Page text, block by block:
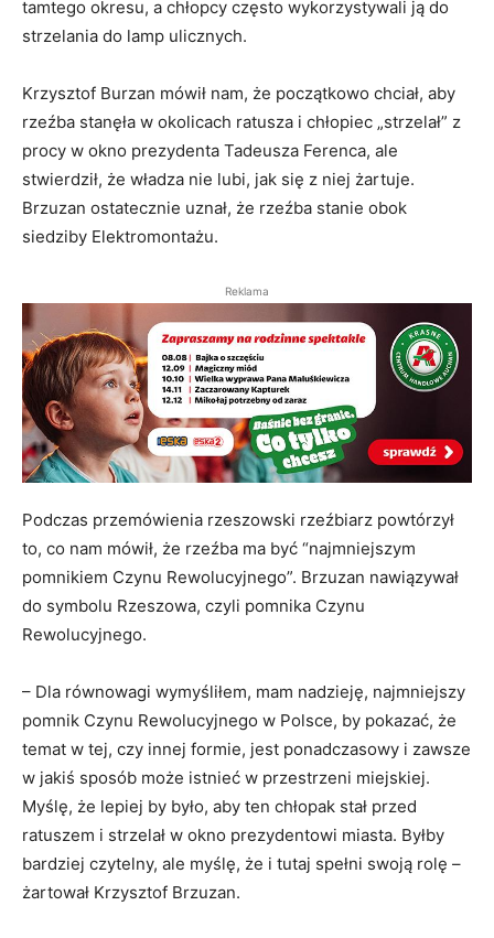
tamtego okresu, a chłopcy często wykorzystywali ją do
strzelania do lamp ulicznych.
Krzysztof Burzan mówił nam, że początkowo chciał, aby
rzeźba stanęła w okolicach ratusza i chłopiec „strzelał” z
procy w okno prezydenta Tadeusza Ferenca, ale
stwierdził, że władza nie lubi, jak się z niej żartuje.
Brzuzan ostatecznie uznał, że rzeźba stanie obok
siedziby Elektromontażu.
Reklama
Podczas przemówienia rzeszowski rzeźbiarz powtórzył
to, co nam mówił, że rzeźba ma być “najmniejszym
pomnikiem Czynu Rewolucyjnego”. Brzuzan nawiązywał
do symbolu Rzeszowa, czyli pomnika Czynu
Rewolucyjnego.
– Dla równowagi wymyśliłem, mam nadzieję, najmniejszy
pomnik Czynu Rewolucyjnego w Polsce, by pokazać, że
temat w tej, czy innej formie, jest ponadczasowy i zawsze
w jakiś sposób może istnieć w przestrzeni miejskiej.
Myślę, że lepiej by było, aby ten chłopak stał przed
ratuszem i strzelał w okno prezydentowi miasta. Byłby
bardziej czytelny, ale myślę, że i tutaj spełni swoją rolę –
żartował Krzysztof Brzuzan.